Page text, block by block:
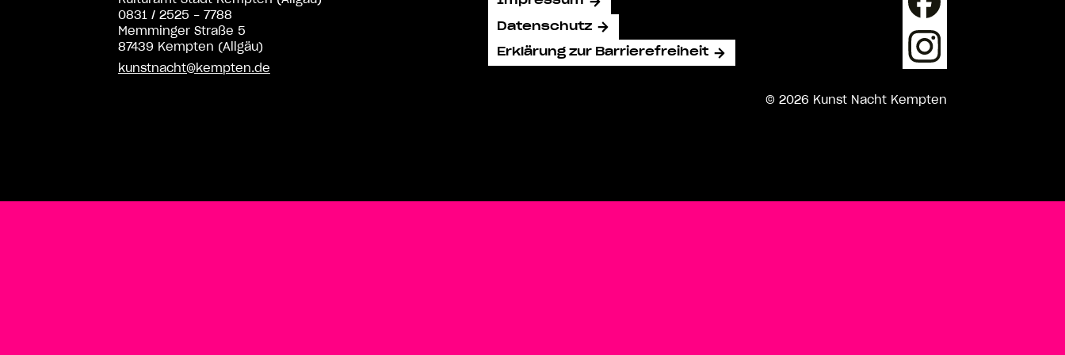
0831 / 2525 - 7788
Memminger Straße 5
87439 Kempten (Allgäu)
kunstnacht@kempten.de
Datenschutz
Erklärung zur Barrierefreiheit
© 2026 Kunst Nacht Kempten